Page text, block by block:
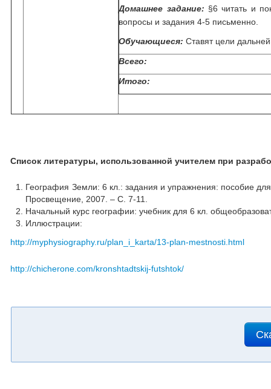
Домашнее задание: §6 читать и
вопросы и задания 4-5 письменно.
Обучающиеся:Ставят цели
Всего:
Итого:
Список литературы, использованной учителем при
География Земли: 6 кл.: задания и упражнения: пособие
Просвещение, 2007. – С. 7-11.
Начальный курс географии: учебник для 6 кл.
Иллюстрации:
http://myphysiography.ru/plan_i_karta/13-plan-mestnosti.html
http://chicherone.com/kronshtadtskij-futshtok/